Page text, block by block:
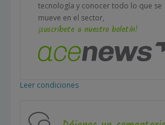
tecnología y conocer todo lo que se
mueve en el sector,
¡suscríbete a nuestro boletín!
Leer condiciones